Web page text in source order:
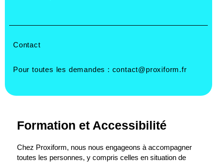
Contact
Pour toutes les demandes : contact@proxiform.fr
Formation et Accessibilité
Chez Proxiform, nous nous engageons à accompagner
toutes les personnes, y compris celles en situation de